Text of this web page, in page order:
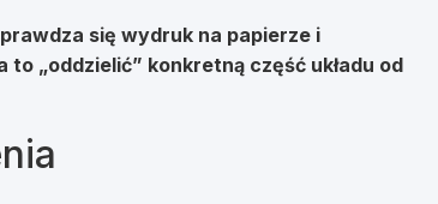
się wydruk na papierze i
„oddzielić” konkretną część układu od